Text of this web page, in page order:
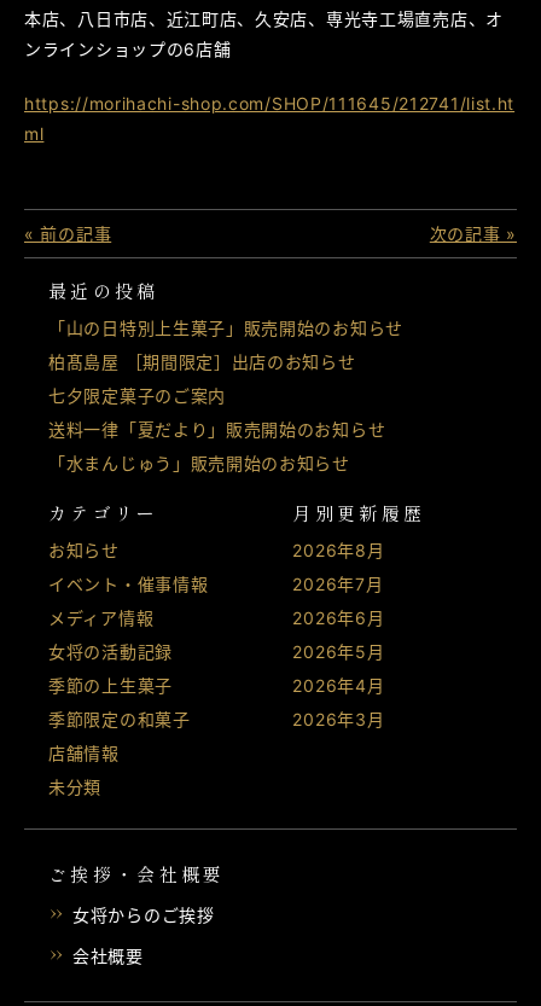
最近の投稿
「山の日特別上生菓子」販売開始のお知らせ
柏髙島屋 ［期間限定］出店のお知らせ
七夕限定菓子のご案内
送料一律「夏だより」販売開始のお知らせ
「水まんじゅう」販売開始のお知らせ
カテゴリー
お知らせ
イベント・催事情報
メディア情報
女将の活動記録
季節の上生菓子
季節限定の和菓子
店舗情報
未分類
月別更新履歴
2026年8月
2026年7月
2026年6月
2026年5月
2026年4月
2026年3月
ご挨拶・会社概要
女将からのご挨拶
会社概要
本店、八日市店、近江町店、久安店、専光寺工場直売店、オ
ンラインショップの6店舗
https://morihachi-shop.com/SHOP/111645/212741/list.ht
ml
« 前の記事 次の記事 »